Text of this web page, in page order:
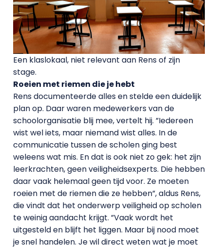
Een klaslokaal, niet relevant aan Rens of zijn
stage.
Roeien met riemen die je hebt
Rens documenteerde alles en stelde een duidelijk
plan op. Daar waren medewerkers van de
schoolorganisatie blij mee, vertelt hij. ”Iedereen
wist wel iets, maar niemand wist alles. In de
communicatie tussen de scholen ging best
weleens wat mis. En dat is ook niet zo gek: het zijn
leerkrachten, geen veiligheidsexperts. Die hebben
daar vaak helemaal geen tijd voor. Ze moeten
roeien met de riemen die ze hebben”, aldus Rens,
die vindt dat het onderwerp veiligheid op scholen
te weinig aandacht krijgt. ”Vaak wordt het
uitgesteld en blijft het liggen. Maar bij nood moet
je snel handelen. Je wil direct weten wat je moet